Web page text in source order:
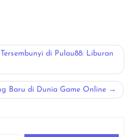
di Pulau88: Liburan
Baru di Dunia Game Online